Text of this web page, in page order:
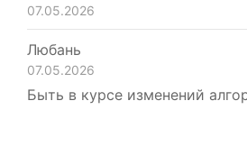
07.05.2026
Любань
07.05.2026
Быть в курсе изменений